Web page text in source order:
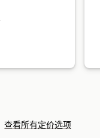
查看所有定价选项